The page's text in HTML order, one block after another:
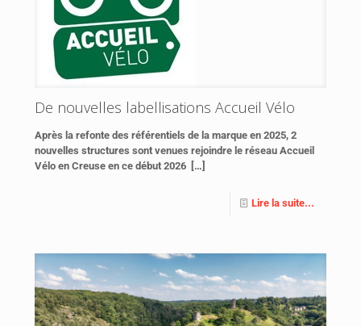
De nouvelles labellisations Accueil Vélo
Après la refonte des référentiels de la marque en 2025, 2
nouvelles structures sont venues rejoindre le réseau Accueil
Vélo en Creuse en ce début 2026 […]
Lire la suite...